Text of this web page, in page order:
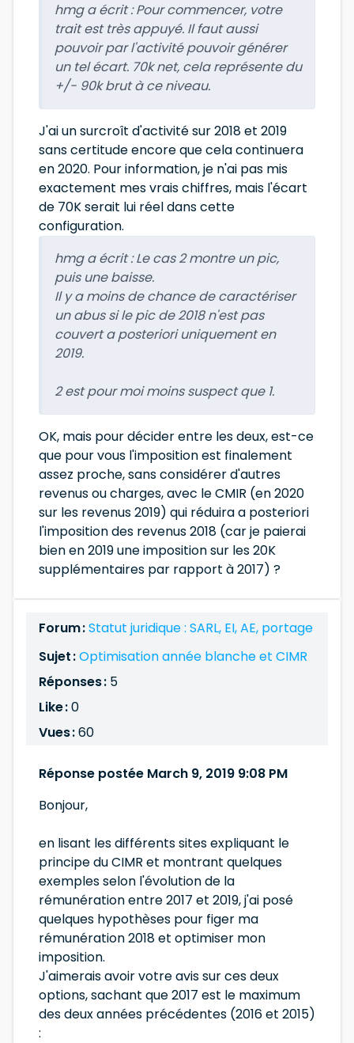
hmg a écrit :Pour commencer, votre
trait est très appuyé. Il faut aussi
pouvoir par l'activité pouvoir générer
un tel écart. 70k net, cela représente du
+/- 90k brut à ce niveau.
J'ai un surcroît d'activité sur 2018 et 2019
sans certitude encore que cela continuera
en 2020. Pour information, je n'ai pas mis
exactement mes vrais chiffres, mais l'écart
de 70K serait lui réel dans cette
configuration.
hmg a écrit :Le cas 2 montre un pic,
puis une baisse.
Il y a moins de chance de caractériser
un abus si le pic de 2018 n'est pas
couvert a posteriori uniquement en
2019.
2 est pour moi moins suspect que 1.
OK, mais pour décider entre les deux, est-ce
que pour vous l'imposition est finalement
assez proche, sans considérer d'autres
revenus ou charges, avec le CMIR (en 2020
sur les revenus 2019) qui réduira a posteriori
l'imposition des revenus 2018 (car je paierai
bien en 2019 une imposition sur les 20K
supplémentaires par rapport à 2017) ?
Forum :Statut juridique : SARL, EI, AE, portage
Sujet :Optimisation année blanche et CIMR
Réponses : 5
Like :0
Vues :60
Réponse postée March 9, 2019 9:08 PM
Bonjour,
en lisant les différents sites expliquant le
principe du CIMR et montrant quelques
exemples selon l'évolution de la
rémunération entre 2017 et 2019, j'ai posé
quelques hypothèses pour figer ma
rémunération 2018 et optimiser mon
imposition.
J'aimerais avoir votre avis sur ces deux
options, sachant que 2017 est le maximum
des deux années précédentes (2016 et 2015)
: